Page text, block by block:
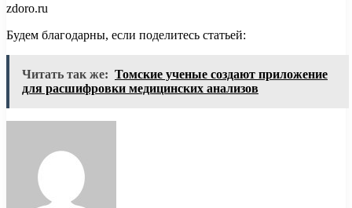
zdoro.ru
Будем благодарны, если поделитесь статьей:
Читать так же: Томские ученые создают приложение
для расшифровки медицинских анализов